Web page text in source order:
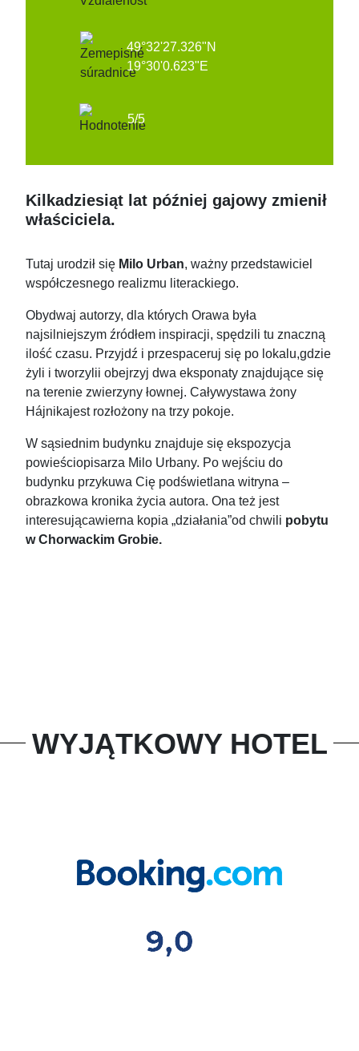
49°32'27.326"N
19°30'0.623"E
5/5
Kilkadziesiąt lat później gajowy zmienił
właściciela.
Tutaj urodził się Milo Urban, ważny przedstawiciel
współczesnego realizmu literackiego.
Obydwaj autorzy, dla których Orawa była
najsilniejszym źródłem inspiracji, spędzili tu znaczną
ilość czasu. Przyjdź i przespaceruj się po lokalu,gdzie
żyli i tworzylii obejrzyj dwa eksponaty znajdujące się
na terenie zwierzyny łownej. Caływystawa żony
Hájnikajest rozłożony na trzy pokoje.
W sąsiednim budynku znajduje się ekspozycja
powieściopisarza Milo Urbany. Po wejściu do
budynku przykuwa Cię podświetlana witryna –
obrazkowa kronika życia autora. Ona też jest
interesującawierna kopia „działania”od chwili pobytu
w Chorwackim Grobie.
WYJĄTKOWY HOTEL